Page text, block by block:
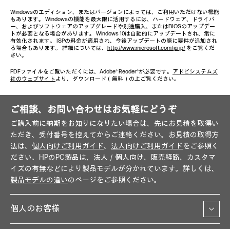
Windowsのエディション、またはバージョンによっては、ご利用いただけない機能
もあります。 Windowsの機能を最大限に活用するには、ハードウェア、ドライバ
ー、およびソフトウェアのアップグレードや別途購入、またはBIOSのアップデー
トが必要となる場合があります。 Windows 10は自動的にアップデートされ、常に
有効化されます。 ISPの料金が適用され、今後アップデートの際に要件が追加され
る場合もあります。 詳細については、 http://www.microsoft.com/ja-jp/ をご覧くだ
さい。
PDFファイルをご覧いただくには、Adobe® Reader®が必要です。 アドビシステムズ
社のウェブサイト より、ダウンロード（無料）の上ご覧ください。
ご相談、お問い合わせはお気軽にどうぞ
ご購入前に納期をお知りになりたい場合は、先にお見積を取得い
ただき、受付番号を控えてからご連絡ください。お見積の取得方
法は、 個人向けご利用ガイド、 法人向けご利用ガイドをご参照く
ださい。HPのPC製品は、法人／個人向け、販売経路、カスタマ
イズの有無などにより製品モデルが分かれています。詳しくは、
製品モデルの違いのページをご参照ください。
個人のお客様